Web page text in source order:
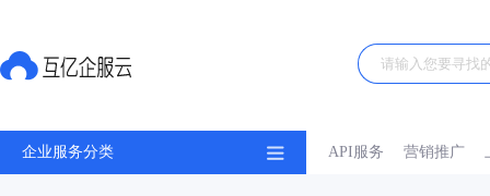
企业服务分类 API服务 营销推广